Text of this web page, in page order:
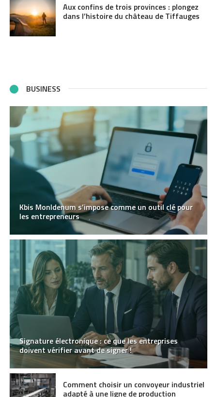
Aux confins de trois provinces : plongez
dans l’histoire du château de Tiffauges
BUSINESS
Kbis MonIdenum s’impose comme un outil clé pour
les entrepreneurs
Signature électronique : ce que les entreprises
doivent vérifier avant de signer !
Comment choisir un convoyeur industriel
adapté à une ligne de production